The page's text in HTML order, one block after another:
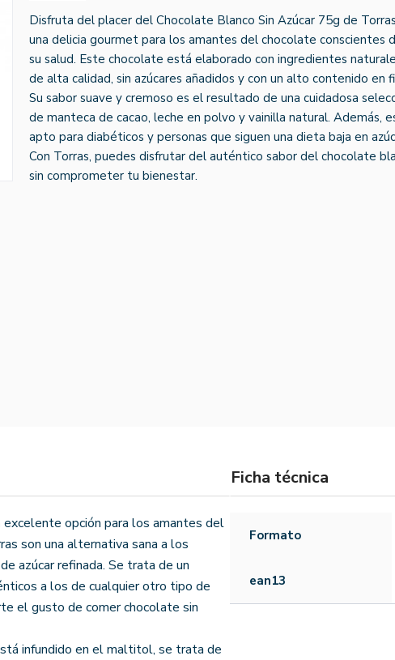
Disfruta del placer del Chocolate Blanco Sin Azúcar 75g de
una delicia gourmet para los amantes del chocolate conscientes
su salud. Este chocolate está elaborado con ingredientes
de alta calidad, sin azúcares añadidos y con un alto contenido en
Su sabor suave y cremoso es el resultado de una cuidadosa
de manteca de cacao, leche en polvo y vainilla natural. Además,
apto para diabéticos y personas que siguen una dieta baja en
Con Torras, puedes disfrutar del auténtico sabor del chocolate
sin comprometer tu bienestar.
opción para los amantes del
son una alternativa sana a los
azúcar refinada. Se trata de un
a los de cualquier otro tipo de
el gusto de comer chocolate sin
infundido en el maltitol, se trata de
Ficha técnica
Formato
ean13